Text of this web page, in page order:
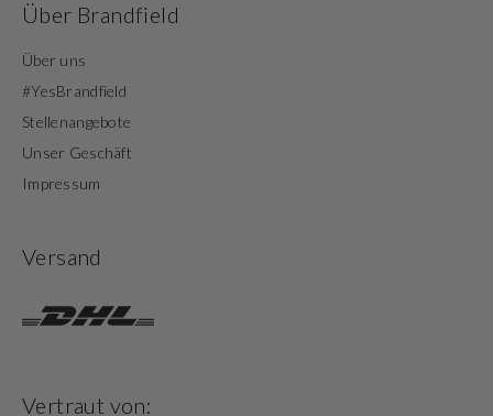
Über Brandfield
Über uns
#YesBrandfield
Stellenangebote
Unser Geschäft
Impressum
Versand
Vertraut von: